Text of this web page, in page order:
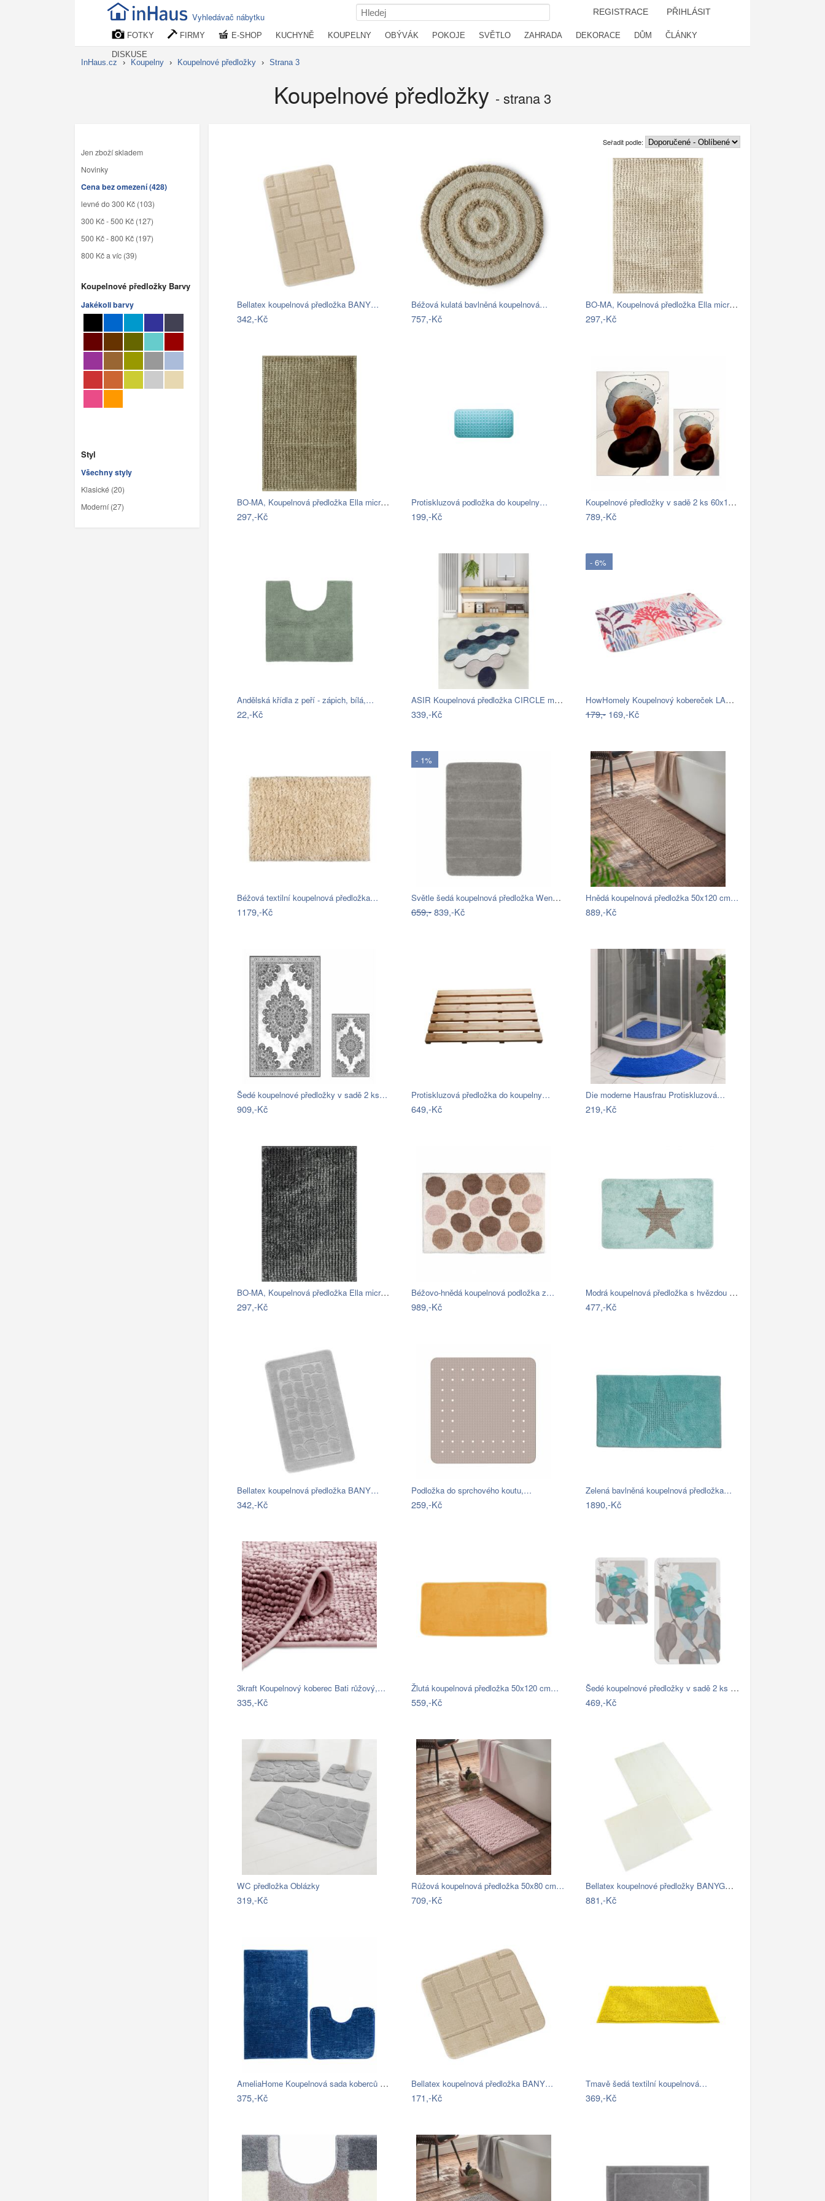
Vyhledávač nábytku REGISTRACE PŘIHLÁSIT
FOTKY FIRMY E-SHOP KUCHYNĚ KOUPELNY OBÝVÁK POKOJE SVĚTLO ZAHRADA DEKORACE DŮM ČLÁNKY
DISKUSE
InHaus.cz
› Koupelny › Koupelnové předložky › Strana 3
Koupelnové předložky - strana 3
Jen zboží skladem
Novinky
Cena bez omezení (428)
levné do 300 Kč (103)
300 Kč - 500 Kč (127)
500 Kč - 800 Kč (197)
800 Kč a víc (39)
Koupelnové předložky Barvy
Jakékoli barvy
Styl
Všechny styly
Klasické (20)
Moderní (27)
Seřadit podle:
Bellatex koupelnová předložka BANY…
342,-Kč
Béžová kulatá bavlněná koupelnová…
757,-Kč
BO-MA, Koupelnová předložka Ella micro…
297,-Kč
BO-MA, Koupelnová předložka Ella micro…
297,-Kč
Protiskluzová podložka do koupelny…
199,-Kč
Koupelnové předložky v sadě 2 ks 60x100…
789,-Kč
Andělská křídla z peří - zápich, bílá,…
22,-Kč
ASIR Koupelnová předložka CIRCLE modré…
339,-Kč
- 6%
HowHomely Koupelnový kobereček LAGUNA…
179,- 169,-Kč
Béžová textilní koupelnová předložka…
1179,-Kč
- 1%
Světle šedá koupelnová předložka Wenko…
659,-839,-Kč
Hnědá koupelnová předložka 50x120 cm…
889,-Kč
Šedé koupelnové předložky v sadě 2 ks…
909,-Kč
Protiskluzová předložka do koupelny…
649,-Kč
Die moderne Hausfrau Protiskluzová…
219,-Kč
BO-MA, Koupelnová předložka Ella micro…
297,-Kč
Béžovo-hnědá koupelnová podložka z…
989,-Kč
Modrá koupelnová předložka s hvězdou -…
477,-Kč
Bellatex koupelnová předložka BANY…
342,-Kč
Podložka do sprchového koutu,…
259,-Kč
Zelená bavlněná koupelnová předložka…
1890,-Kč
3kraft Koupelnový koberec Bati růžový,…
335,-Kč
Žlutá koupelnová předložka 50x120 cm…
559,-Kč
Šedé koupelnové předložky v sadě 2 ks –…
469,-Kč
WC předložka Oblázky
319,-Kč
Růžová koupelnová předložka 50x80 cm…
709,-Kč
Bellatex koupelnové předložky BANYGOLD…
881,-Kč
AmeliaHome Koupelnová sada koberců Bati…
375,-Kč
Bellatex koupelnová předložka BANY…
171,-Kč
Tmavě šedá textilní koupelnová…
369,-Kč